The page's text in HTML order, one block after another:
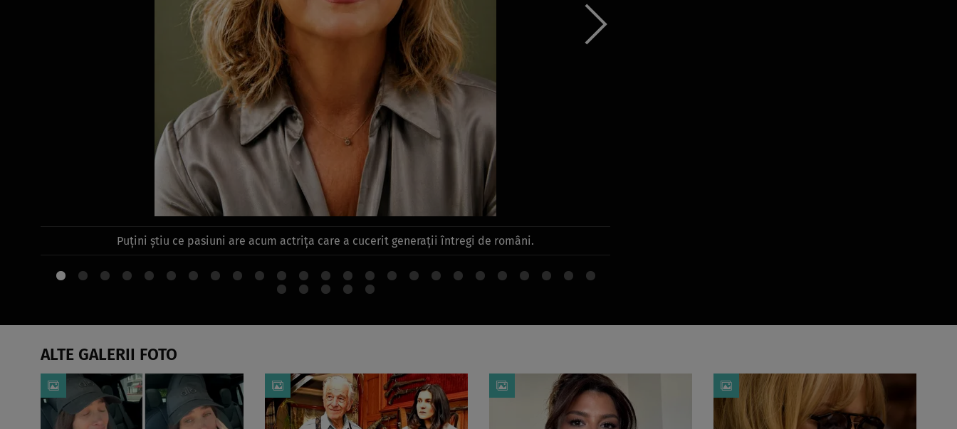
Puțini știu ce pasiuni are acum actrița care a cucerit generații întregi de români.
ALTE GALERII FOTO